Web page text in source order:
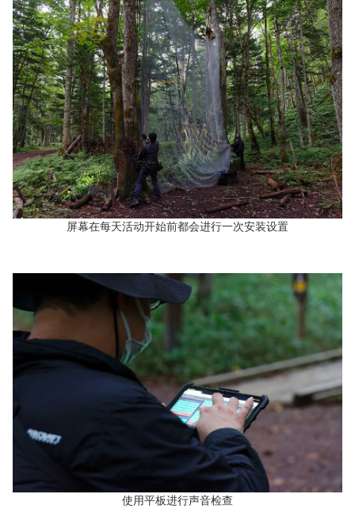
屏幕在每天活动开始前都会进行一次安装设置
使用平板进行声音检查